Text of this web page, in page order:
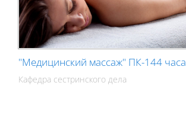
"Медицинский массаж" ПК-144 часа
Кафедра сестринского дела